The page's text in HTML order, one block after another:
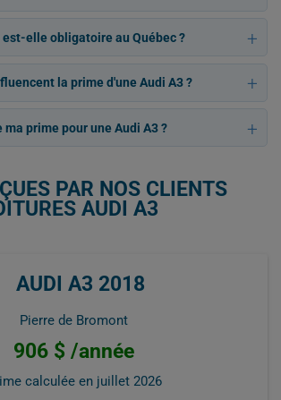
est-elle obligatoire au Québec ?
la prime d'une Audi A3 ?
prime pour une Audi A3 ?
PAR NOS CLIENTS
AUDI A3
AUDI A3 2018
Pierre de Bromont
906 $ /année
calculée en juillet 2026